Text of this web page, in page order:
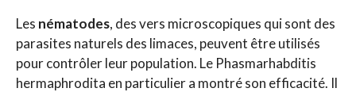
Les nématodes, des vers microscopiques qui sont des
parasites naturels des limaces, peuvent être utilisés
pour contrôler leur population. Le Phasmarhabditis
hermaphrodita en particulier a montré son efficacité. Il